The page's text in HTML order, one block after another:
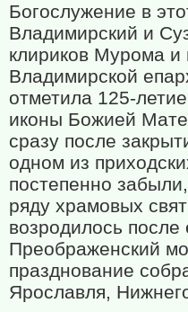
Богослужение в
Владимирский и
клириков Мурома и
Владимирской
отметила 125-
иконы Божией
сразу после
одном из
постепенно
ряду храмовых
возродилось
Преображенский
празднование
Ярославля,